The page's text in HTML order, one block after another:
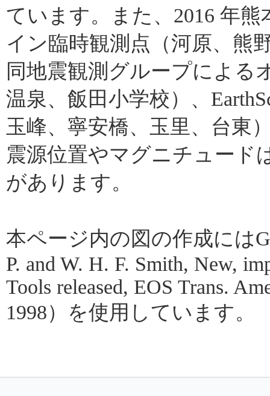
ています。また、2016 年
イン臨時観測点（河原、熊
同地震観測グループによる
温泉、飯田小学校）、
玉峰、寧安橋、玉里、台東
震源位置やマグニチュード
があります。
本ページ内の図の作成には
P. and W. H. F. Smith, New,
Tools released, EOS Trans.
1998）を使用しています。